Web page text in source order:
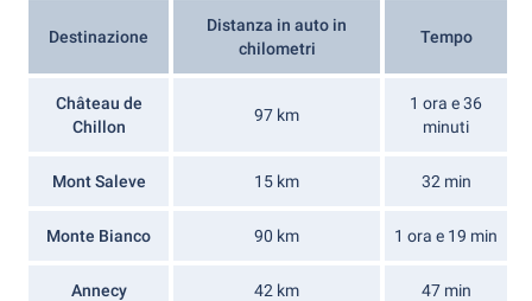
Destinazione
Distanza in auto in
chilometri
Tempo
Château de
Chillon
97 km
1 ora e 36
minuti
Mont Saleve 15 km 32 min
Monte Bianco 90 km 1 ora e 19 min
Annecy 42 km 47 min